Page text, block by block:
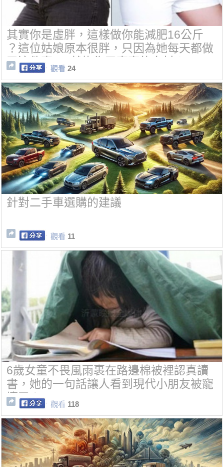
其實你是虛胖，這樣做你能減肥16公斤
？這位姑娘原本很胖，只因為她每天都做
了這件事......就恢復了窈窕的身材！
觀看 24
針對二手車選購的建議
觀看 11
6歲女童不畏風雨裹在路邊棉被裡認真讀
書，她的一句話讓人看到現代小朋友被寵
壞了！
觀看 118